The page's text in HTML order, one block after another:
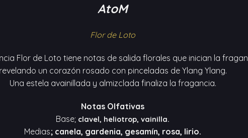
AtoM
Flor de Loto
Flor de Loto tiene notas de salida florales que inician la
revelando un corazón rosado con pinceladas de Ylang Ylang.
Una estela avainillada y almizclada finaliza la fragancia.
Notas Olfativas
Base; clavel, heliotrop, vainilla.
Medias; canela, gardenia, gesamín, rosa, lirio.